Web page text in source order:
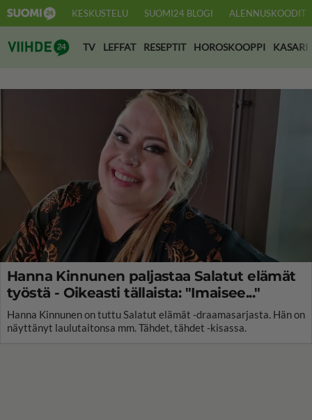
KESKUSTELU SUOMI24 BLOGI ALENNUSKOODIT
Suomi24 Viihde
TV LEFFAT RESEPTIT HOROSKOOPPI KASARI
Hanna Kinnunen paljastaa Salatut elämät
työstä - Oikeasti tällaista: "Imaisee..."
Hanna Kinnunen on tuttu Salatut elämät -draamasarjasta. Hän on
näyttänyt laulutaitonsa mm. Tähdet, tähdet -kisassa.